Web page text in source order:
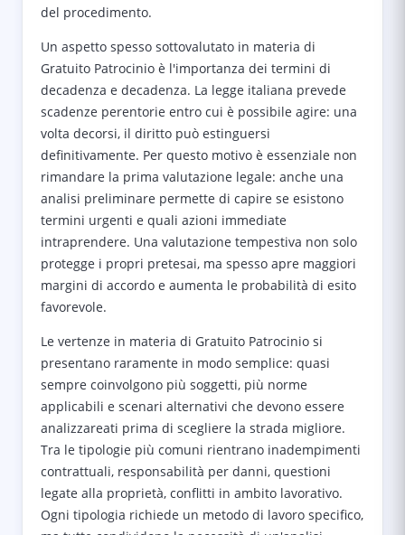
del procedimento.
Un aspetto spesso sottovalutato in materia di
Gratuito Patrocinio è l'importanza dei termini di
decadenza e decadenza. La legge italiana prevede
scadenze perentorie entro cui è possibile agire: una
volta decorsi, il diritto può estinguersi
definitivamente. Per questo motivo è essenziale non
rimandare la prima valutazione legale: anche una
analisi preliminare permette di capire se esistono
termini urgenti e quali azioni immediate
intraprendere. Una valutazione tempestiva non solo
protegge i propri pretesai, ma spesso apre maggiori
margini di accordo e aumenta le probabilità di esito
favorevole.
Le vertenze in materia di Gratuito Patrocinio si
presentano raramente in modo semplice: quasi
sempre coinvolgono più soggetti, più norme
applicabili e scenari alternativi che devono essere
analizzareati prima di scegliere la strada migliore.
Tra le tipologie più comuni rientrano inadempimenti
contrattuali, responsabilità per danni, questioni
legate alla proprietà, conflitti in ambito lavorativo.
Ogni tipologia richiede un metodo di lavoro specifico,